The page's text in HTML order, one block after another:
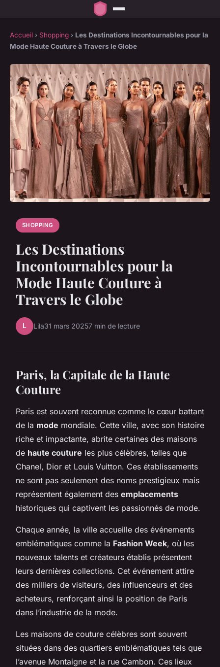
Accueil › Shopping › Les Destinations Incontournables pour la
Mode Haute Couture à Travers le Globe
SHOPPING
Les Destinations
Incontournables pour la
Mode Haute Couture à
Travers le Globe
L Lila31 mars 20257 min de lecture
Paris, la Capitale de la Haute
Couture
Paris est souvent reconnue comme le cœur battant
de la mode mondiale. Cette ville, avec son histoire
riche et impactante, abrite certaines des maisons
de haute couture les plus célèbres, telles que
Chanel, Dior et Louis Vuitton. Ces établissements
ne sont pas seulement des noms prestigieux mais
représentent également des emplacements
historiques qui captivent les passionnés de mode.
Chaque année, la ville accueille des événements
emblématiques comme la Fashion Week, où les
nouveaux talents et créateurs établis présentent
leurs dernières collections. Cet événement attire
des milliers de visiteurs, des influenceurs et des
acheteurs, renforçant ainsi la position de Paris
dans l’industrie de la mode.
Les maisons de couture célèbres sont souvent
situées dans des quartiers emblématiques tels que
l’avenue Montaigne et la rue Cambon. Ces lieux